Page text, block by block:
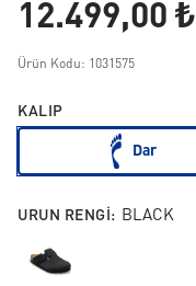
12.499,00 ₺
Ürün Kodu: 1031575
KALIP
Dar
URUN RENGI: BLACK